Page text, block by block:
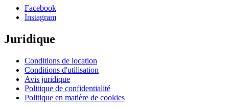
Facebook
Instagram
Juridique
Conditions de location
Conditions d'utilisation
Avis juridique
Politique de confidentialité
Politique en matière de cookies